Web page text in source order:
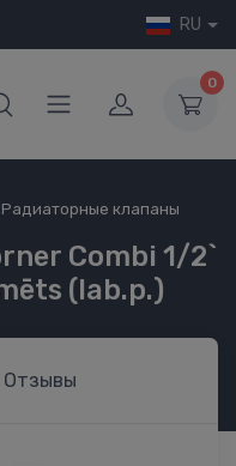
RU
0
Радиаторные клапаны
Combi 1/2`
(lab.p.)
Отзывы